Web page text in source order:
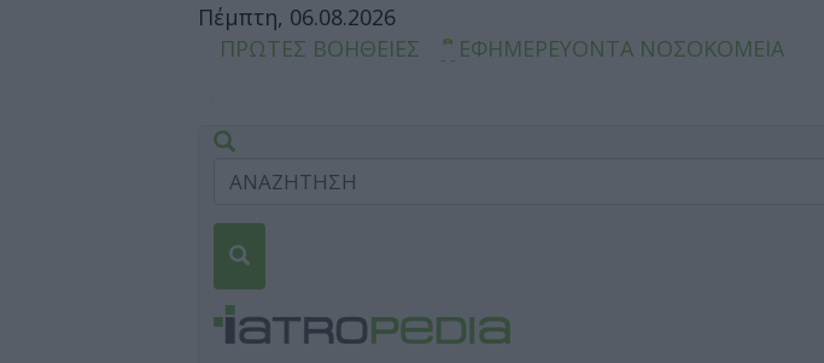
Πέμπτη, 06.08.2026
ΠΡΩΤΕΣ ΒΟΗΘΕΙΕΣ
ΕΦΗΜΕΡΕΥΟΝΤΑ ΝΟΣΟΚΟΜΕΙΑ